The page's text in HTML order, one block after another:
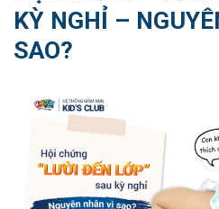
KỲ NGHỈ –
SAO?